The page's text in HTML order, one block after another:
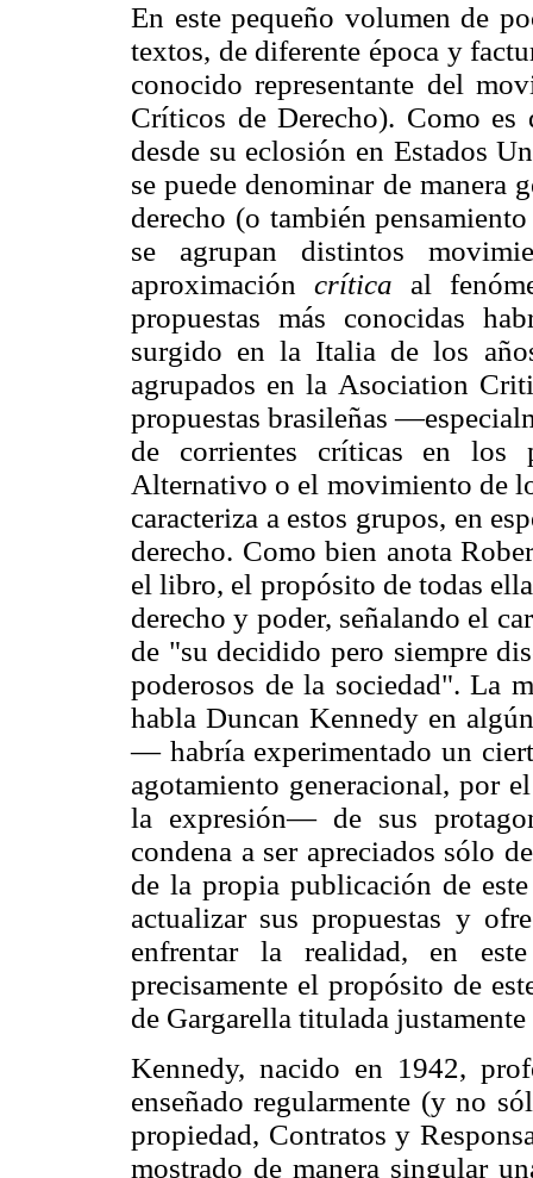
En este pequeño volumen de
textos, de diferente época y
conocido representante del
Críticos de Derecho). Como
desde su eclosión en Estados
se puede denominar de manera
derecho (o también
se agrupan distintos
aproximacióncrítica al
propuestas más conocidas
surgido en la Italia de los
agrupados en la Asociation
propuestas brasileñas
de corrientes críticas en los
Alternativo o el movimiento de
caracteriza a estos grupos, en
derecho. Como bien anota
el libro, el propósito de todas
derecho y poder, señalando el
de "su decidido pero siempre
poderosos de la sociedad". La
habla Duncan Kennedy en
— habría experimentado un
agotamiento generacional, por
la expresión— de sus
condena a ser apreciados sólo
de la propia publicación de
actualizar sus propuestas y
enfrentar la realidad, en
precisamente el propósito de
de Gargarella titulada
Kennedy, nacido en 1942,
enseñado regularmente (y no
propiedad, Contratos y
mostrado de manera singular